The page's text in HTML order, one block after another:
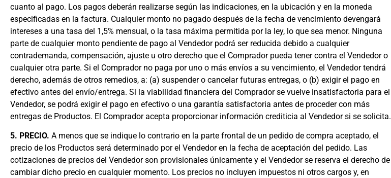
cuanto al pago. Los pagos deberán realizarse según las indicaciones, en la ubicación y en la moneda
especificadas en la factura. Cualquier monto no pagado después de la fecha de vencimiento devengará
intereses a una tasa del 1,5% mensual, o la tasa máxima permitida por la ley, lo que sea menor. Ninguna
parte de cualquier monto pendiente de pago al Vendedor podrá ser reducida debido a cualquier
contrademanda, compensación, ajuste u otro derecho que el Comprador pueda tener contra el Vendedor o
cualquier otra parte. Si el Comprador no paga por uno o más envíos a su vencimiento, el Vendedor tendrá
derecho, además de otros remedios, a: (a) suspender o cancelar futuras entregas, o (b) exigir el pago en
efectivo antes del envío/entrega. Si la viabilidad financiera del Comprador se vuelve insatisfactoria para el
Vendedor, se podrá exigir el pago en efectivo o una garantía satisfactoria antes de proceder con más
entregas de Productos. El Comprador acepta proporcionar información crediticia al Vendedor si se solicita.
5. PRECIO. A menos que se indique lo contrario en la parte frontal de un pedido de compra aceptado, el
precio de los Productos será determinado por el Vendedor en la fecha de aceptación del pedido. Las
cotizaciones de precios del Vendedor son provisionales únicamente y el Vendedor se reserva el derecho de
cambiar dicho precio en cualquier momento. Los precios no incluyen impuestos ni otros cargos y, en